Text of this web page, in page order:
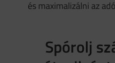
és maximalizálni az
Spórolj